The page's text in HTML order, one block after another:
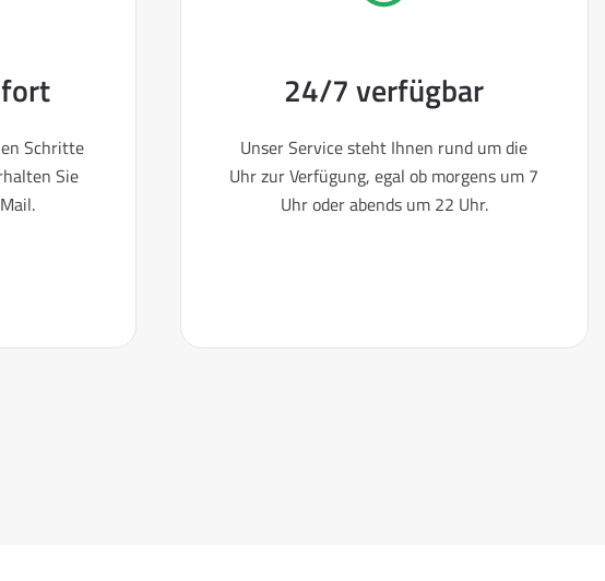
Schritte
Sie
24/7 verfügbar
Unser Service steht Ihnen rund um die
Uhr zur Verfügung, egal ob morgens um 7
Uhr oder abends um 22 Uhr.